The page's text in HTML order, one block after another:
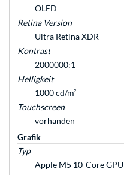
OLED
Retina Version
Ultra Retina XDR
Kontrast
2000000:1
Helligkeit
1000 cd/m²
Touchscreen
vorhanden
Grafik
Typ
Apple M5 10-Core GPU